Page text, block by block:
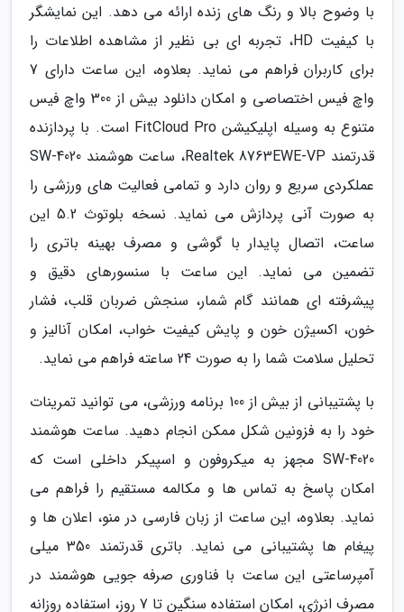
با وضوح بالا و رنگ های زنده ارائه می دهد. این نمایشگر
با کیفیت HD، تجربه ای بی نظیر از مشاهده اطلاعات را
برای کاربران فراهم می نماید. بعلاوه، این ساعت دارای 7
واچ فیس اختصاصی و امکان دانلود بیش از 300 واچ فیس
متنوع به وسیله اپلیکیشن FitCloud Pro است. با پردازنده
قدرتمند Realtek 8763EWE-VP، ساعت هوشمند SW-4020
عملکردی سریع و روان دارد و تمامی فعالیت های ورزشی را
به صورت آنی پردازش می نماید. نسخه بلوتوث 5.2 این
ساعت، اتصال پایدار با گوشی و مصرف بهینه باتری را
تضمین می نماید. این ساعت با سنسورهای دقیق و
پیشرفته ای همانند گام شمار، سنجش ضربان قلب، فشار
خون، اکسیژن خون و پایش کیفیت خواب، امکان آنالیز و
تحلیل سلامت شما را به صورت 24 ساعته فراهم می نماید.
با پشتیبانی از بیش از 100 برنامه ورزشی، می توانید تمرینات
خود را به فزونین شکل ممکن انجام دهید. ساعت هوشمند
SW-4020 مجهز به میکروفون و اسپیکر داخلی است که
امکان پاسخ به تماس ها و مکالمه مستقیم را فراهم می
نماید. بعلاوه، این ساعت از زبان فارسی در منو، اعلان ها و
پیغام ها پشتیبانی می نماید. باتری قدرتمند 350 میلی
آمپرساعتی این ساعت با فناوری صرفه جویی هوشمند در
مصرف انرژی، امکان استفاده سنگین تا 7 روز، استفاده روزانه